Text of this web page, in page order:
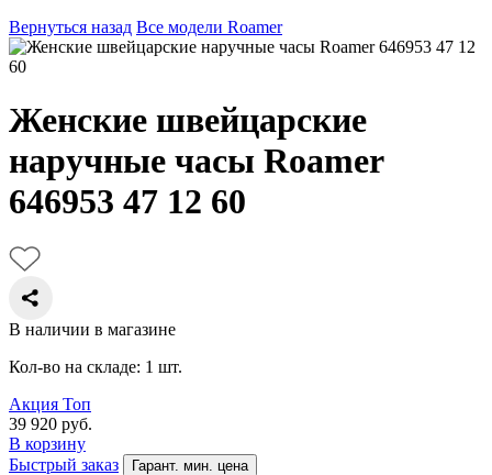
Вернуться назад Все модели Roamer
Женские швейцарские
наручные часы Roamer
646953 47 12 60
В наличии в магазине
Кол-во на складе: 1 шт.
Акция Топ
39 920 руб.
В корзину
Быстрый заказ
Гарант. мин. цена